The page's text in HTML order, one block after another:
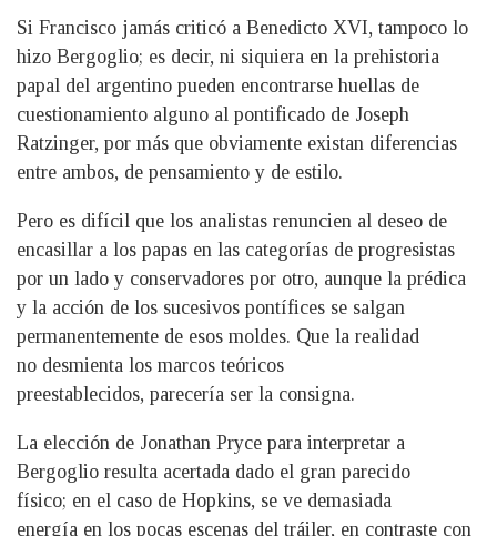
Si Francisco jamás criticó a Benedicto XVI, tampoco lo
hizo Bergoglio; es decir, ni siquiera en la prehistoria
papal del argentino pueden encontrarse huellas de
cuestionamiento alguno al pontificado de Joseph
Ratzinger, por más que obviamente existan diferencias
entre ambos, de pensamiento y de estilo.
Pero es difícil que los analistas renuncien al deseo de
encasillar a los papas en las categorías de progresistas
por un lado y conservadores por otro, aunque la prédica
y la acción de los sucesivos pontífices se salgan
permanentemente de esos moldes. Que la realidad
no desmienta los marcos teóricos
preestablecidos, parecería ser la consigna.
La elección de Jonathan Pryce para interpretar a
Bergoglio resulta acertada dado el gran parecido
físico; en el caso de Hopkins, se ve demasiada
energía en los pocas escenas del tráiler, en contraste con